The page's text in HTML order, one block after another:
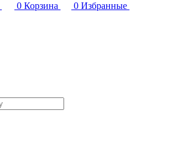
0 Корзина 0 Избранные